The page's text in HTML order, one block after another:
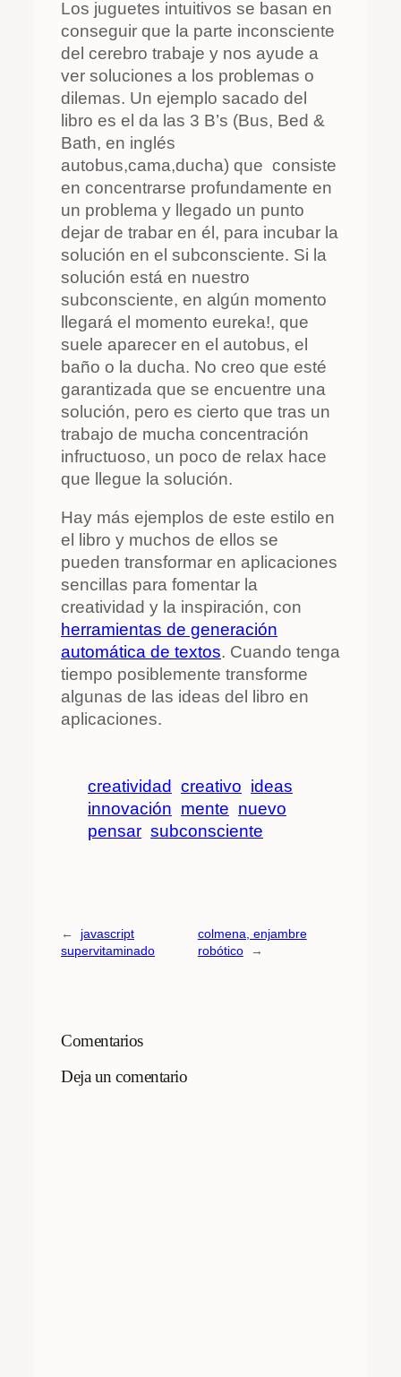
Los juguetes intuitivos se basan en
conseguir que la parte inconsciente
del cerebro trabaje y nos ayude a
ver soluciones a los problemas o
dilemas. Un ejemplo sacado del
libro es el da las 3 B’s (Bus, Bed &
Bath, en inglés
autobus,cama,ducha) que consiste
en concentrarse profundamente en
un problema y llegado un punto
dejar de trabar en él, para incubar la
solución en el subconsciente. Si la
solución está en nuestro
subconsciente, en algún momento
llegará el momento eureka!, que
suele aparecer en el autobus, el
baño o la ducha. No creo que esté
garantizada que se encuentre una
solución, pero es cierto que tras un
trabajo de mucha concentración
infructuoso, un poco de relax hace
que llegue la solución.
Hay más ejemplos de este estilo en
el libro y muchos de ellos se
pueden transformar en aplicaciones
sencillas para fomentar la
creatividad y la inspiración, con
herramientas de generación
automática de textos. Cuando tenga
tiempo posiblemente transforme
algunas de las ideas del libro en
aplicaciones.
creatividad creativo ideas
innovación mente nuevo
pensar subconsciente
←
javascript
supervitaminado
colmena, enjambre
robótico
→
Comentarios
Deja un comentario